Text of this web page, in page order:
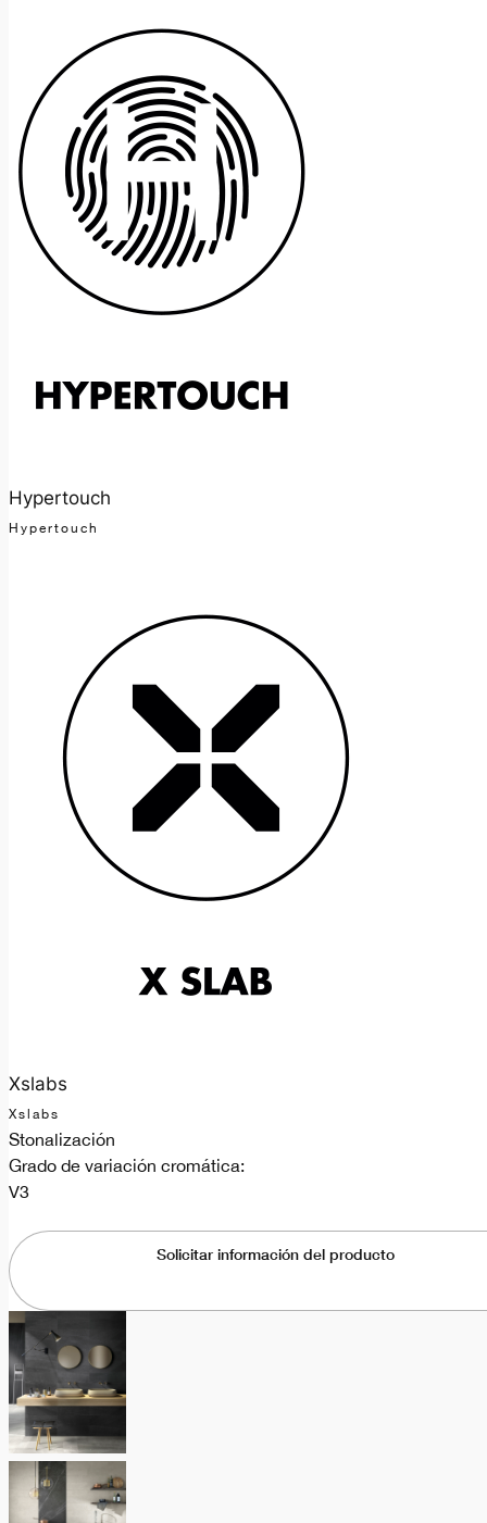
Hypertouch
Hypertouch
Xslabs
Xslabs
Stonalización
Grado de variación cromática:
V3
Solicitar información del producto